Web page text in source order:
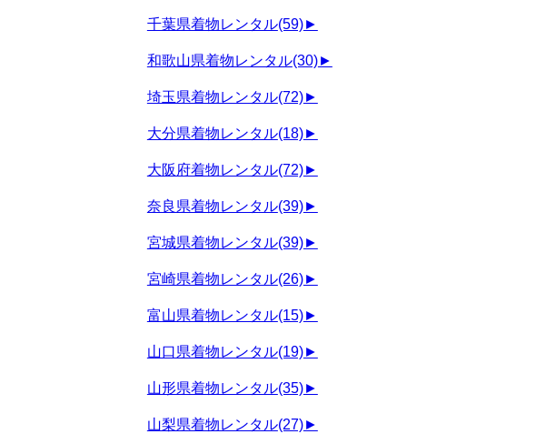
千葉県着物レンタル(59)►
和歌山県着物レンタル(30)►
埼玉県着物レンタル(72)►
大分県着物レンタル(18)►
大阪府着物レンタル(72)►
奈良県着物レンタル(39)►
宮城県着物レンタル(39)►
宮崎県着物レンタル(26)►
富山県着物レンタル(15)►
山口県着物レンタル(19)►
山形県着物レンタル(35)►
山梨県着物レンタル(27)►